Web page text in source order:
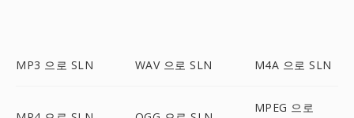
MP3 으로 SLN WAV 으로 SLN M4A 으로 SLN
MPEG 으로